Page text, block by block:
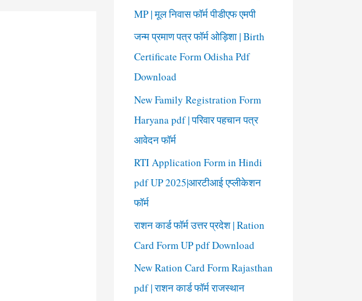
MP | मूल निवास फॉर्म पीडीएफ एमपी
जन्म प्रमाण पत्र फॉर्म ओड़िशा | Birth
Certificate Form Odisha Pdf
Download
New Family Registration Form
Haryana pdf | परिवार पहचान पत्र
आवेदन फॉर्म
RTI Application Form in Hindi
pdf UP 2025|आरटीआई एप्लीकेशन
फॉर्म
राशन कार्ड फॉर्म उत्तर प्रदेश | Ration
Card Form UP pdf Download
New Ration Card Form Rajasthan
pdf | राशन कार्ड फॉर्म राजस्थान